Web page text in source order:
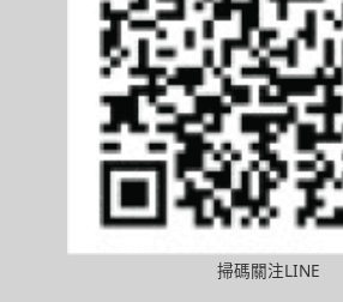
掃碼關注LINE